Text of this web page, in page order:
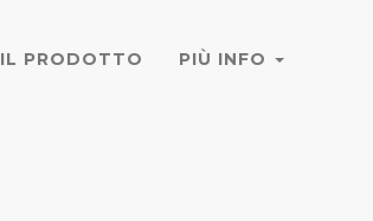
IL PRODOTTO PIÙ INFO